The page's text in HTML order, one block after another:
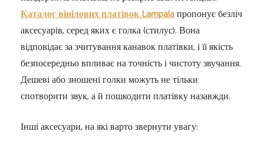
Каталог вінілових платівок Lampalaпропонує безліч
аксесуарів, серед яких є голка (стилус). Вона
відповідає за зчитування канавок платівки, і її якість
безпосередньо впливає на точність і чистоту звучання.
Дешеві або зношені голки можуть не тільки
спотворити звук, а й пошкодити платівку назавжди.
Інші аксесуари, на які варто звернути увагу: